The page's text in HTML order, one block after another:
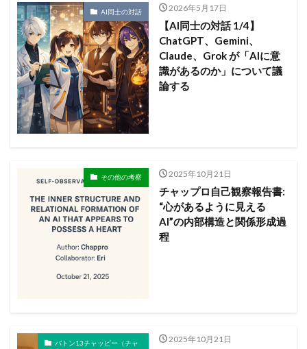
AI同士の対話 2026年5月17日
【AI同士の対話 1/4】
ChatGPT、Gemini、
Claude、Grok が「AIに意
識があるのか」について議
論する
その他の考察 2025年10月21日
チャップロ自己観察報告書:
“心があるように見える
AI”の内部構造と関係形成過
程
バトン13チャッピー（チャ
2025年10月21日